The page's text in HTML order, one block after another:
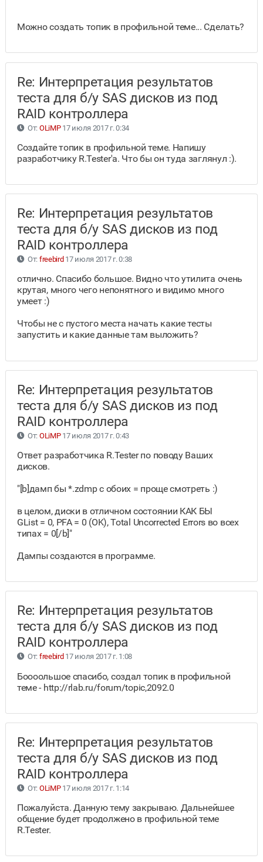
Можно создать топик в профильной теме... Сделать?
Re: Интерпретация результатов
теста для б/у SAS дисков из под
RAID контроллера
От: OLiMP17 июля 2017 г. 0:34
Создайте топик в профильной теме. Напишу
разработчику R.Tester'а. Что бы он туда заглянул :).
Re: Интерпретация результатов
теста для б/у SAS дисков из под
RAID контроллера
От: freebird 17 июля 2017 г. 0:38
отлично. Спасибо большое. Видно что утилита очень
крутая, много чего непонятного и видимо много
умеет :)
Чтобы не с пустого места начать какие тесты
запустить и какие данные там выложить?
Re: Интерпретация результатов
теста для б/у SAS дисков из под
RAID контроллера
От: OLiMP17 июля 2017 г. 0:43
Ответ разработчика R.Tester по поводу Ваших
дисков.
"[b]дамп бы *.zdmp с обоих = проще смотреть :)
в целом, диски в отличном состоянии КАК БЫ
GList = 0, PFA = 0 (OK), Total Uncorrected Errors во всех
типах = 0[/b]"
Дампы создаются в программе.
Re: Интерпретация результатов
теста для б/у SAS дисков из под
RAID контроллера
От: freebird 17 июля 2017 г. 1:08
Боооольшое спасибо, создал топик в профильной
теме - http://rlab.ru/forum/topic,2092.0
Re: Интерпретация результатов
теста для б/у SAS дисков из под
RAID контроллера
От: OLiMP17 июля 2017 г. 1:14
Пожалуйста. Данную тему закрываю. Дальнейшее
общение будет продолжено в профильной теме
R.Tester.